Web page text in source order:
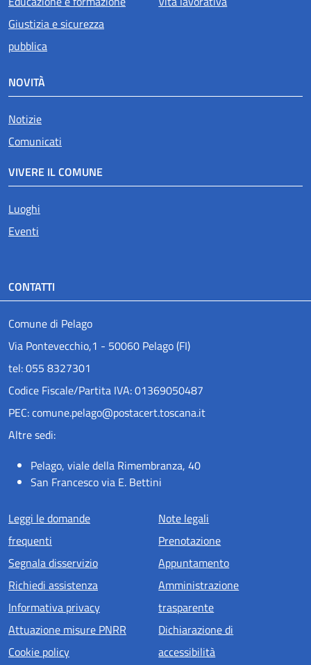
Giustizia e sicurezza
pubblica
NOVITÀ
Notizie
Comunicati
VIVERE IL COMUNE
Luoghi
Eventi
CONTATTI
Comune di Pelago
Via Pontevecchio,1 - 50060 Pelago (FI)
tel: 055 8327301
Codice Fiscale/Partita IVA: 01369050487
PEC: comune.pelago@postacert.toscana.it
Altre sedi:
Pelago, viale della Rimembranza, 40
San Francesco via E. Bettini
Menu piè di pagina
Leggi le domande
frequenti
Segnala disservizio
Richiedi assistenza
Informativa privacy
Attuazione misure PNRR
Cookie policy
Note legali
Prenotazione
Appuntamento
Amministrazione
trasparente
Dichiarazione di
accessibilità